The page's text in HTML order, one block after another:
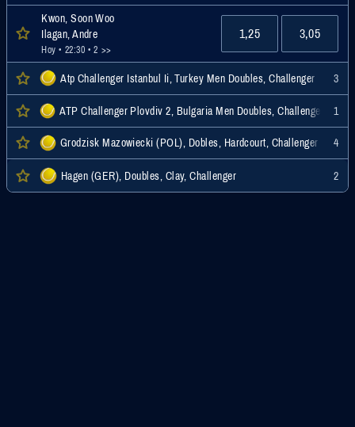
Kwon, Soon Woo
Ilagan, Andre
Hoy • 22:30 • 2 >>
1,25 3,05
Atp Challenger Istanbul Ii, Turkey Men Doubles, Challenger 3
ATP Challenger Plovdiv 2, Bulgaria Men Doubles, Challenger 1
Grodzisk Mazowiecki (POL), Dobles, Hardcourt, Challenger 4
Hagen (GER), Doubles, Clay, Challenger 2